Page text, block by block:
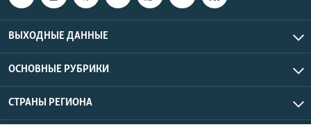
ВЫХОДНЫЕ ДАННЫЕ
ОСНОВНЫЕ РУБРИКИ
СТРАНЫ РЕГИОНА